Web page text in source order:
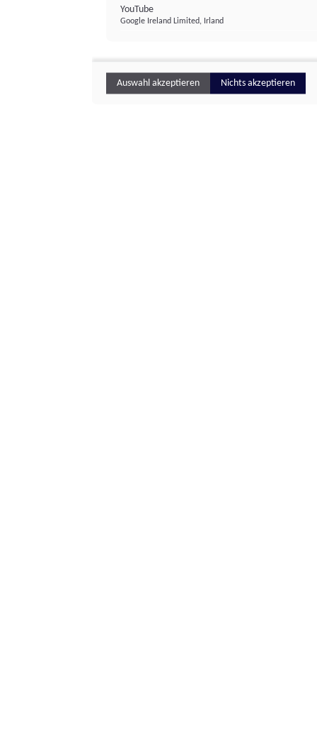
YouTube
Google Ireland Limited, Irland
Auswahl akzeptieren Nichts akzeptieren